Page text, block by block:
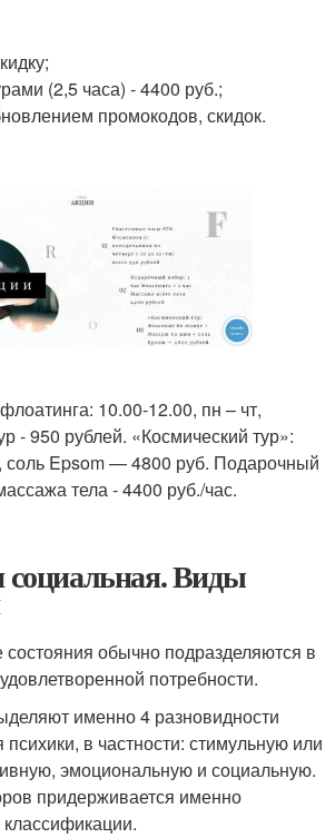
(2,5 часа) - 4400 руб.;
промокодов, скидок.
10.00-12.00, пн – чт,
- 950 рублей. «Космический тур»:
соль Epsom — 4800 руб. Подарочный
тела - 4400 руб./час.
Виды
обычно подразделяются в
потребности.
именно 4 разновидности
психики, в частности: стимульную или
эмоциональную и социальную.
придерживается именно